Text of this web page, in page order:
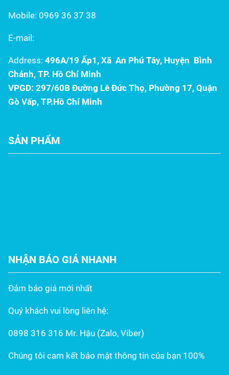
Mobile: 0969 36 37 38
E-mail:
Address: 496A/19 Ấp1, Xã An Phú Tây, Huyện Bình
Chánh, TP. Hồ Chí Minh
VPGD: 297/60B Đường Lê Đức Thọ, Phường 17, Quận
Gò Vấp, TP.Hồ Chí Minh
SẢN PHẨM
NHẬN BÁO GIÁ NHANH
Đảm bảo giá mới nhất
Quý khách vui lòng liên hệ:
0898 316 316 Mr. Hậu (Zalo, Viber)
Chúng tôi cam kết bảo mật thông tin của bạn 100%